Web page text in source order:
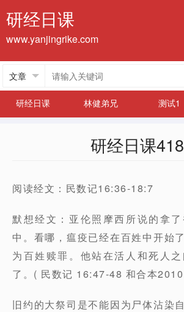
研经日课
www.yanjingrike.com
研经日课
林健弟兄 测试1
研经日课418
阅读经文：民数记16:36-18:7
默想经文：亚伦照摩西所说的拿
中。看哪，瘟疫已经在百姓中开始
为百姓赎罪。他站在活人和死人
了。( 民数记 16:47-48 和合本
旧约的大祭司是不能因为尸体沾染